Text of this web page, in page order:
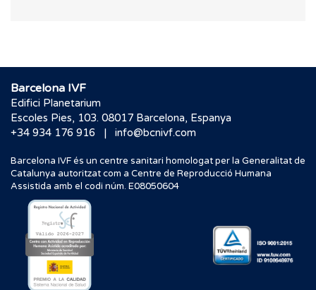
Barcelona IVF
Edifici Planetarium
Escoles Pies, 103. 08017 Barcelona, Espanya
+34 934 176 916
| info@bcnivf.com
Barcelona IVF és un centre sanitari homologat per la Generalitat de
Catalunya autoritzat com a Centre de Reproducció Humana
Assistida amb el codi núm. E08050604